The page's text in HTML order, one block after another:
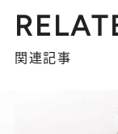
関連記事